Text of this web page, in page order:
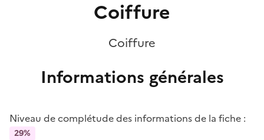
Coiffure
Coiffure
Informations générales
Niveau de complétude des informations de la fiche :
29%